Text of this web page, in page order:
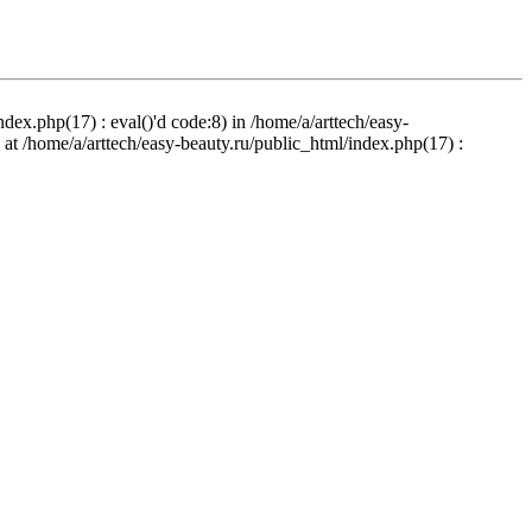
: eval()'d code:8) in /home/a/arttech/easy-
/home/a/arttech/easy-beauty.ru/public_html/index.php(17) :